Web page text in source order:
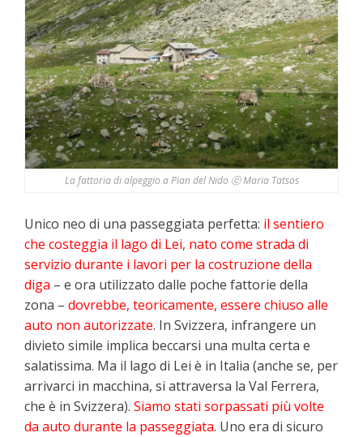
La fattoria di alpeggio a Pian del Nido ⓒ Maria Tatsos
Unico neo di una passeggiata perfetta: il sentiero
che costeggia il lago di Lei, nato come strada di
servizio durante i lavori per la costruzione della
diga – e ora utilizzato dalle poche fattorie della
zona – dovrebbe, teoricamente, essere chiuso alle
auto non autorizzate. In Svizzera, infrangere un
divieto simile implica beccarsi una multa certa e
salatissima. Ma il lago di Lei è in Italia (anche se, per
arrivarci in macchina, si attraversa la Val Ferrera,
che è in Svizzera). Siamo stati sorpassati più volte
da auto durante la passeggiata. Uno era di sicuro